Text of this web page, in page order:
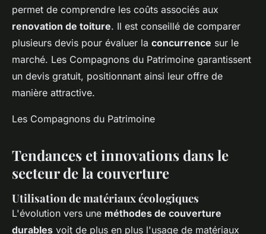
permet de comprendre les coûts associés aux
renovation de toiture. Il est conseillé de comparer
plusieurs devis pour évaluer la concurrence sur le
marché. Les Compagnons du Patrimoine garantissent
un devis gratuit, positionnant ainsi leur offre de
manière attractive.
Les Compagnons du Patrimoine
Tendances et innovations dans le
secteur de la couverture
Utilisation de matériaux écologiques
L'évolution vers une méthodes de couverture
durables voit de plus en plus l'usage de matériaux